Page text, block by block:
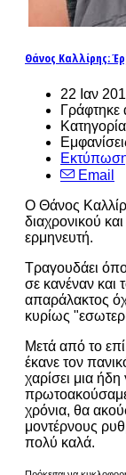
Θάνος Καλλίρης:
22 Ιαν
Email
O Θάνος
διαχρονικού
ερμηνευτή.
Τραγουδάει
σε κανέναν και
απαράλακτος
κυρίως
Μετά από το
έκανε τον
χαρίσει μια
χρόνια, θα
μοντέρνους
πολύ καλά.